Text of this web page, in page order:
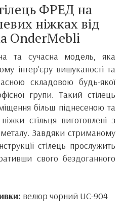
ФРЕД на
ніжках від
OnderMebli
та сучасна модель, яка
інтер'єру вишуканості та
складовою будь-якої
групи. Такий стілець
більш піднесеною та
стільця виготовлені з
Завдяки стриманому
стілець прослужить
свого бездоганного
велюр чорний UC-904